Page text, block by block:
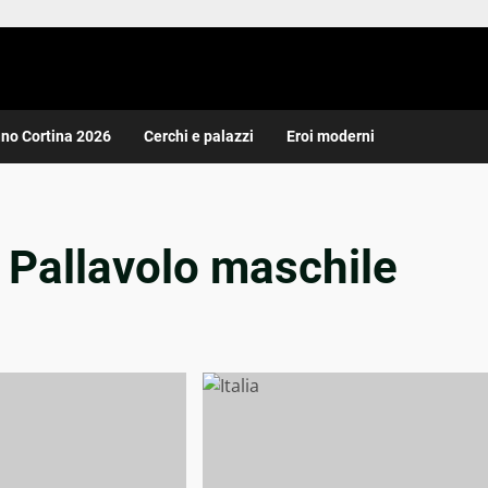
Cortina 2026 Cerchi e palazzi Eroi moderni
maschile